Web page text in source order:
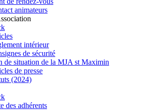
animateurs
intérieur
de sécurité
de situation de la MJA st Maximin
de presse
(2024)
des adhérents